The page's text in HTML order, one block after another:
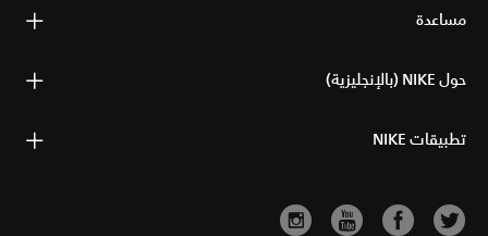
مساعدة
حول NIKE (بالإنجليزية)
تطبيقات NIKE